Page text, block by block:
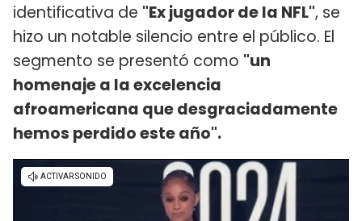
identificativa de "Ex jugador de la NFL", se
hizo un notable silencio entre el público. El
segmento se presentó como "un
homenaje a la excelencia
afroamericana que desgraciadamente
hemos perdido este año".